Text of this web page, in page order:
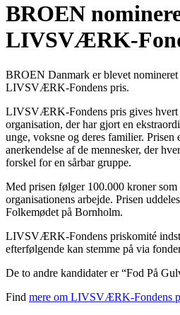
BROEN
LIVSVÆRK-
BROEN Danmark er blevet
LIVSVÆRK-Fondens pris.
LIVSVÆRK-Fondens pris gives hvert
organisation, der har gjort en
unge, voksne og deres familier. Prisen
anerkendelse af de mennesker, der
forskel for en sårbar gruppe.
Med prisen følger 100.000 kroner som
organisationens arbejde. Prisen
Folkemødet på Bornholm.
LIVSVÆRK-Fondens priskomité
efterfølgende kan stemme på via
De to andre kandidater er “Fod På
Find mere om LIVSVÆRK-Fondens